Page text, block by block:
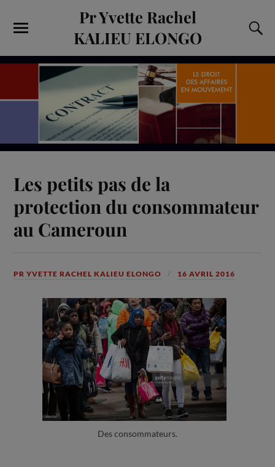
Pr Yvette Rachel
KALIEU ELONGO
Les petits pas de la
protection du consommateur
au Cameroun
PR YVETTE RACHEL KALIEU ELONGO 16 AVRIL 2016
Des consommateurs.